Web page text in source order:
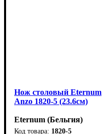
Нож столовый Eternum
Anzo 1820-5 (23.6см)
Eternum (Бельгия)
1820-5